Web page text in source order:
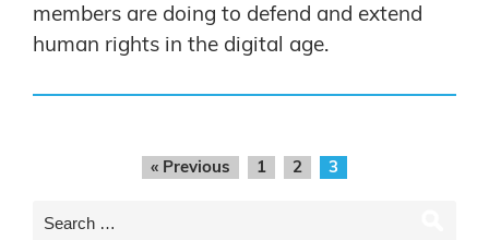
members are doing to defend and extend
human rights in the digital age.
« Previous 1 2 3